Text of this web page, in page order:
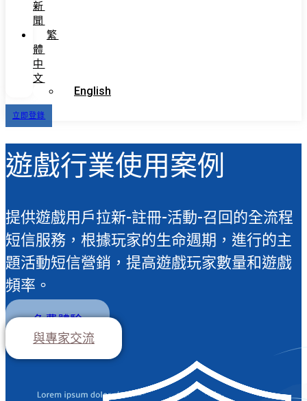
新
聞
繁
體
中
文
English
立即登錄
遊戲行業使用案例
提供遊戲用戶拉新-註冊-活動-召回的全流程
短信服務，根據玩家的生命週期，進行的主
題活動短信營銷，提高遊戲玩家數量和遊戲
頻率。
免費體驗
與專家交流